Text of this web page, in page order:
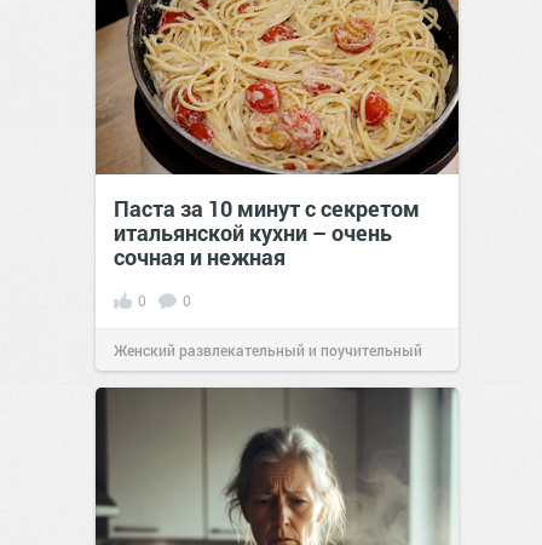
Паста за 10 минут с секретом
итальянской кухни – очень
сочная и нежная
0 0
Женский развлекательный и поучительный
сайт.23:40Вчера